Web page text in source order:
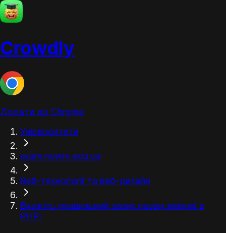
Crowdly
Додати до Chrome
Університети
exam.nuwm.edu.ua
Веб-технології та веб-дизайн
Вкажіть правильний запис назви змінної в
PHP: